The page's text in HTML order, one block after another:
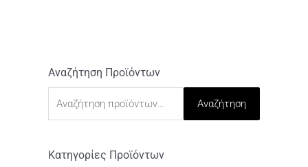
Αναζήτηση Προϊόντων
Α
ή
Αναζήτηση
Κατηγορίες Προϊόντων